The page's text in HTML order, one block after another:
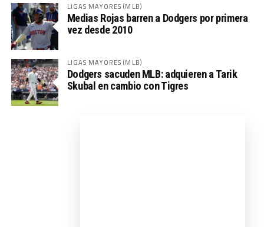
LIGAS MAYORES (MLB)
Medias Rojas barren a Dodgers por primera
vez desde 2010
LIGAS MAYORES (MLB)
Dodgers sacuden MLB: adquieren a Tarik
Skubal en cambio con Tigres